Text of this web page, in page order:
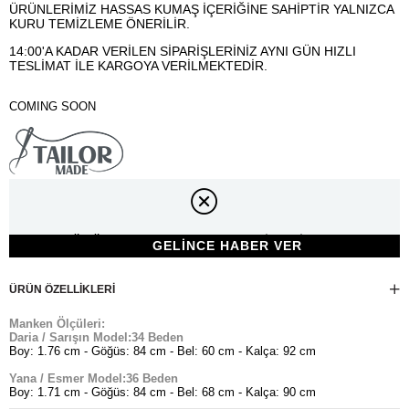
ÜRÜNLERİMİZ HASSAS KUMAŞ İÇERİĞİNE SAHİPTİR YALNIZCA
KURU TEMİZLEME ÖNERİLİR.
14:00'A KADAR VERİLEN SİPARİŞLERİNİZ AYNI GÜN HIZLI
TESLİMAT İLE KARGOYA VERİLMEKTEDİR.
COMING SOON
ÜRÜN ÇOK YAKINDA WEB SİTEMİZDE.
ÜRÜN ÖZELLIKLERI
Manken Ölçüleri:
Daria / Sarışın Model:34 Beden
Boy: 1.76 cm - Göğüs: 84 cm - Bel: 60 cm - Kalça: 92 cm
Yana / Esmer Model:36 Beden
Boy: 1.71 cm - Göğüs: 84 cm - Bel: 68 cm - Kalça: 90 cm